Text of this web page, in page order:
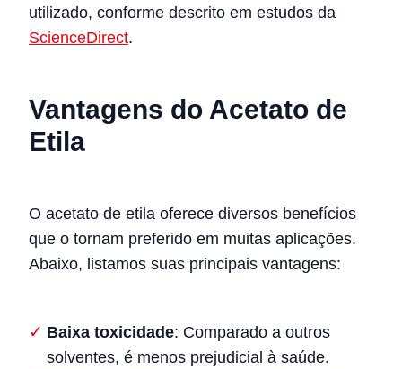
utilizado, conforme descrito em estudos da
ScienceDirect.
Vantagens do Acetato de
Etila
O acetato de etila oferece diversos benefícios
que o tornam preferido em muitas aplicações.
Abaixo, listamos suas principais vantagens:
Baixa toxicidade: Comparado a outros
solventes, é menos prejudicial à saúde.